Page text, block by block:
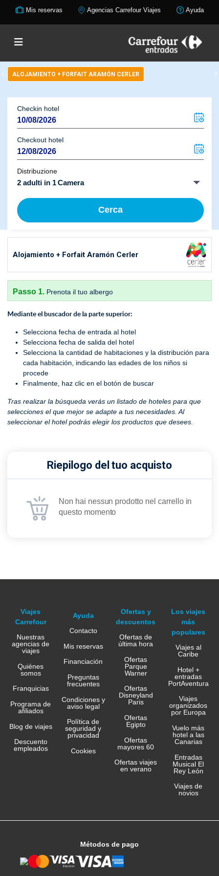
Mis reservas Agencias Carrefour Viajes Ayuda
ALOJAMIENTO + FORFAIT ARAMÓN CERLER
Checkin hotel
Checkout hotel
Distribuzione
2 adulti in 1 Camera
Cerca
Alojamiento + Forfait Aramón Cerler
Passo 1. Prenota il tuo albergo
Mediante el buscador de la parte superior:
Selecciona fecha de entrada al hotel
Selecciona fecha de salida del hotel
Selecciona la cantidad de habitaciones y la distribución para
cada habitación, indicando las edades de los niños si
procede
Finalmente, haz clic en el botón de buscar
Tras realizar la búsqueda verás un listado de hoteles para que
selecciones el que mejor se adapte a tus necesidades. Al
seleccionar el hotel podrás elegir los productos que desees.
Riepilogo del tuo acquisto
Non hai nessun prodotto nel carrello in
questo momento
Viajes
Carrefour
Nuestras
agencias de
viajes
Quiénes
somos
Franquicias
Programa de
afiliados
Blog de viajes
Descuento
empleados
Ayuda
Contacto
Mis reservas
Financiación
Preguntas
frecuentes
Condiciones y
aviso legal
Política de
seguridad y
privacidad
Cookies
Ofertas y
descuentos
Ofertas de
última hora
Ofertas
Parque
Warner
Ofertas
Disneyland
Paris
Ofertas
Egipto
Ofertas
mayores 60
Ofertas viajes
en verano
Los viajes
más
populares
Viajes al
Caribe
Hotel +
entradas
PortAventura
Viajes
organizados
por Europa
Vuelo más
hotel a las
Canarias
Entradas
Musical El
Rey León
Viajes de
novios
Métodos de pago